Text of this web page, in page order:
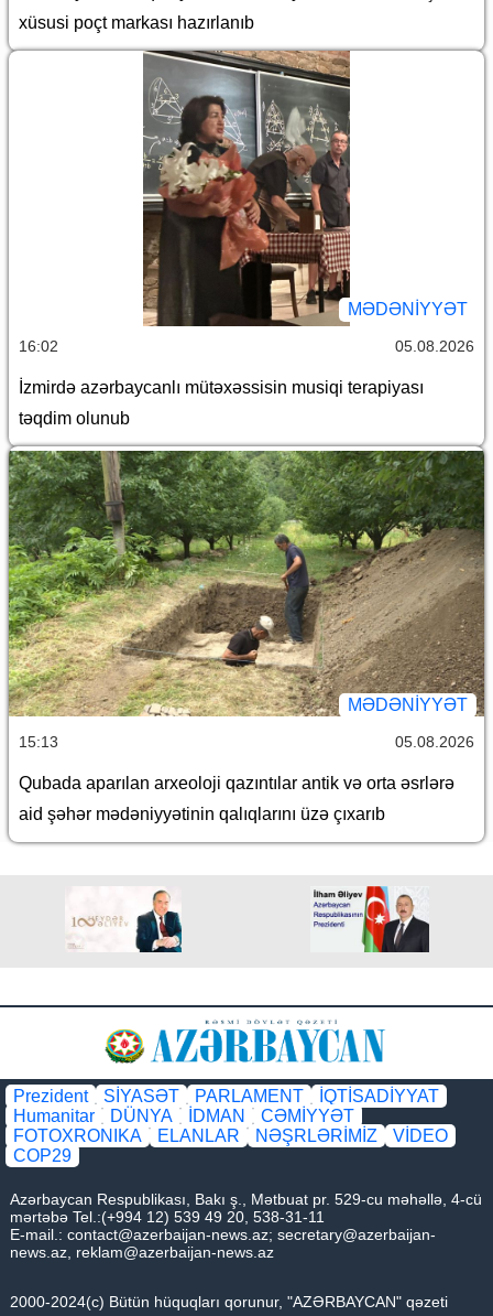
xüsusi poçt markası hazırlanıb
MƏDƏNIYYƏT
16:02 05.08.2026
İzmirdə azərbaycanlı mütəxəssisin musiqi terapiyası
təqdim olunub
MƏDƏNIYYƏT
15:13 05.08.2026
Qubada aparılan arxeoloji qazıntılar antik və orta əsrlərə
aid şəhər mədəniyyətinin qalıqlarını üzə çıxarıb
Prezident SİYASƏT PARLAMENT
İQTİSADİYYAT
Humanitar
DÜNYA İDMAN
CƏMİYYƏT
FOTOXRONIKA
ELANLAR NƏŞRLƏRİMİZ
VİDEO
COP29
Azərbaycan Respublikası, Bakı ş., Mətbuat pr. 529-cu məhəllə, 4-cü
mərtəbə Tel.:(+994 12) 539 49 20, 538-31-11
E-mail.: contact@azerbaijan-news.az; secretary@azerbaijan-
news.az reklam@azerbaijan-news.az
2000-2024(c) Bütün hüquqları qorunur, "AZƏRBAYCAN" qəzeti